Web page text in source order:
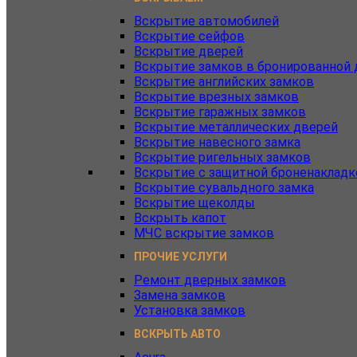
Вскрытие автомобилей
Вскрытие сейфов
Вскрытие дверей
Вскрытие замков в бронированной
Вскрытие английских замков
Вскрытие врезных замков
Вскрытие гаражных замков
Вскрытие металлических дверей
Вскрытие навесного замка
Вскрытие ригельных замков
Вскрытие с защитной
Вскрытие сувальдного замка
Вскрытие щеколды
Вскрыть капот
МЧС вскрытие замков
ПРОЧИЕ УСЛУГИ
Ремонт дверных замков
Замена замков
Установка замков
ВСКРЫТЬ АВТО